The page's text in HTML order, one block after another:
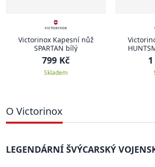
Victorinox Kapesní nůž
SPARTAN bílý
799 Kč
Skladem
O Victorinox
LEGENDÁRNÍ ŠVÝCARSKÝ